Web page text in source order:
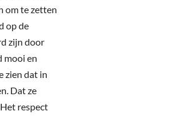
om te zetten
op de
zijn door
mooi en
zien dat in
Dat ze
respect